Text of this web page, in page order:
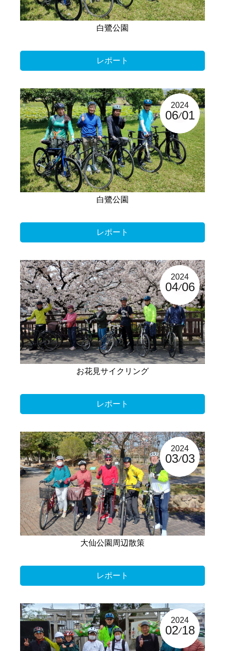
白鷺公園
レポート
2024
06 01
白鷺公園
レポート
2024
04 06
お花見サイクリング
レポート
2024
03 03
大仙公園周辺散策
レポート
2024
02 18